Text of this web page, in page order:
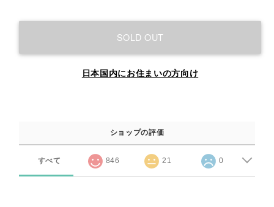
SOLD OUT
日本国内にお住まいの方向け
ショップの評価
すべて 846 21 0